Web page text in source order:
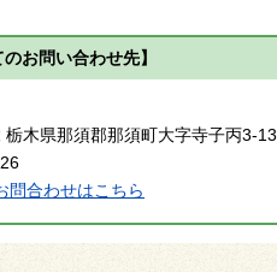
お問い合わせ先】
栃木県那須郡那須町大字寺子丙3-13
問合わせはこちら